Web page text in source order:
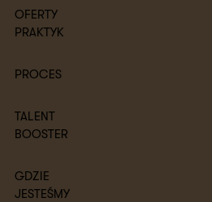
OFERTY
PRAKTYK
PROCES
TALENT
BOOSTER
GDZIE
JESTEŚMY